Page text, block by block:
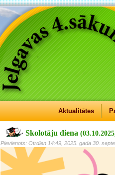
Aktualitātes
Skolotāju diena
Pievienots: Otrdien 14:49, 2025. gada 30.